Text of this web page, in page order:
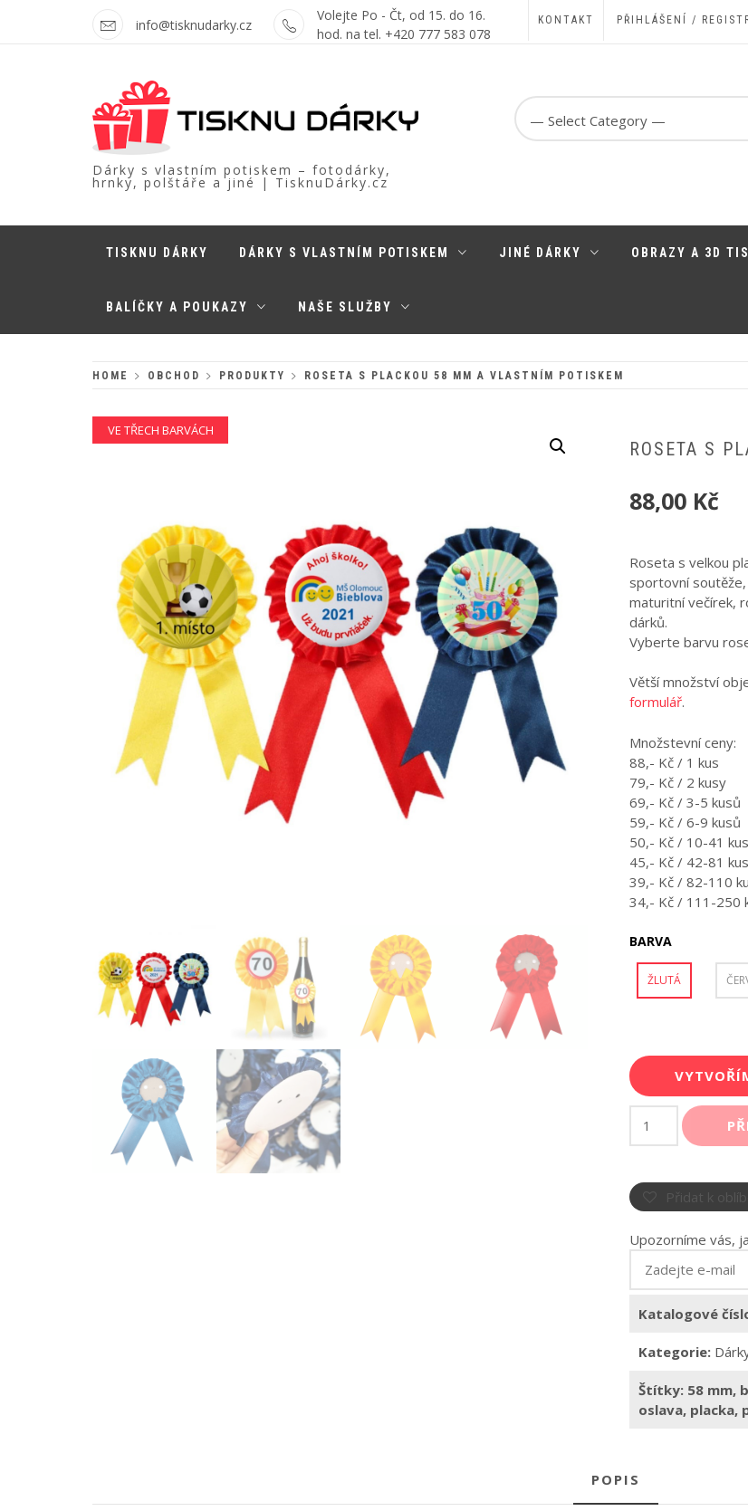
info@tisknudarky.cz
Volejte Po - Čt, od 15. do 16.
hod. na tel. +420 777 583 078
KONTAKT PŘIHLÁŠENÍ /
Dárky s vlastním potiskem – fotodárky,
hrnky, polštáře a jiné | TisknuDárky.cz
TISKNU DÁRKY DÁRKY S VLASTNÍM POTISKEM JINÉ DÁRKY OBRAZY A 3D
BALÍČKY A POUKAZY NAŠE SLUŽBY
HOME OBCHOD PRODUKTY ROSETA S PLACKOU 58 MM A VLASTNÍM POTISKEM
VE TŘECH BARVÁCH
ROSETA S
88,00 Kč
Roseta s velkou
sportovní
maturitní večírek,
dárků.
Vyberte barvu
Větší množství
formulář.
Množstevní ceny:
88,- Kč / 1 kus
79,- Kč / 2 kusy
69,- Kč / 3-5 kusů
59,- Kč / 6-9 kusů
50,- Kč / 10-41
45,- Kč / 42-81
39,- Kč / 82-110
34,- Kč / 111-250
BARVA
ŽLUTÁ
mm
a
vlastním
potiskem
množství
Přidat k
Upozorníme vás,
Katalogové
Kategorie:
Štítky: 58 mm,
oslava, placka,
POPIS